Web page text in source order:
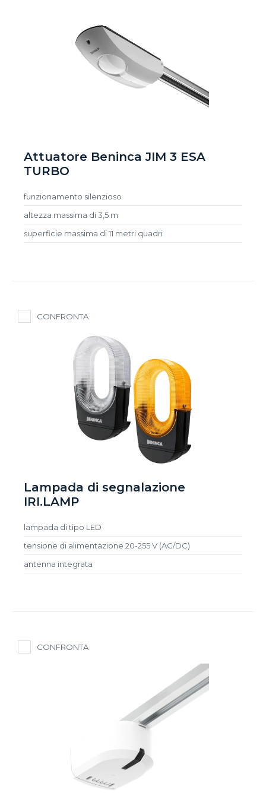
Attuatore Beninca JIM 3 ESA
TURBO
funzionamento silenzioso
altezza massima di 3,5 m
superficie massima di 11 metri quadri
CONFRONTA
Lampada di segnalazione
IRI.LAMP
lampada di tipo LED
tensione di alimentazione 20-255 V (AC/DC)
antenna integrata
CONFRONTA